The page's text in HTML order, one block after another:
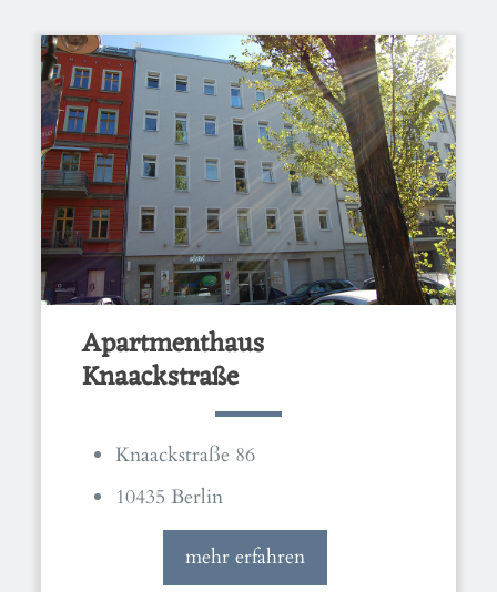
Apartmenthaus
Knaackstraße
Knaackstraße 86
10435 Berlin
mehr erfahren